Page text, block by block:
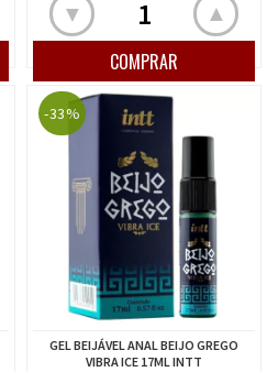
▲
▼
-33%
GEL BEIJÁVEL ANAL BEIJO GREGO
VIBRA ICE 17ML INTT